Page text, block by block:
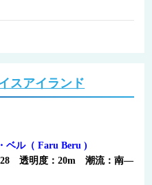
スアイランド
ベル（ Faru Beru )
透明度：20m 潮流：南―